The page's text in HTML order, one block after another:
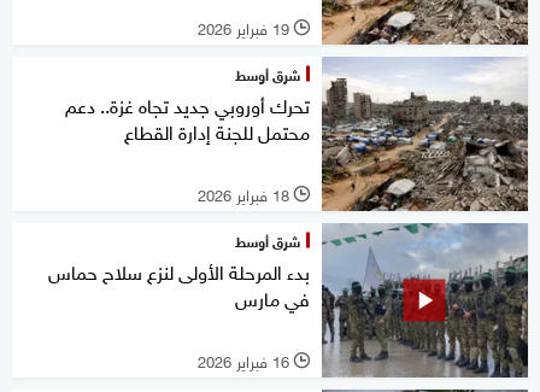
l 19 فبراير 2026
شرق أوسط
تحرك أوروبي جديد تجاه غزة.. دعم
محتمل للجنة إدارة القطاع
l 18 فبراير 2026
شرق أوسط
بدء المرحلة الأولى لنزع سلاح حماس
في مارس
l 16 فبراير 2026